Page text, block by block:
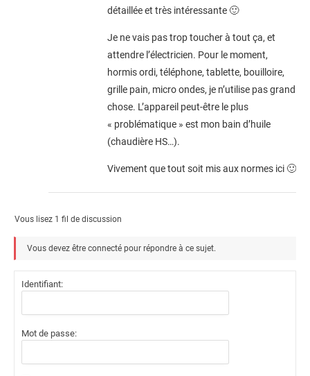
détaillée et très intéressante 🙂
Je ne vais pas trop toucher à tout ça, et
attendre l’électricien. Pour le moment,
hormis ordi, téléphone, tablette, bouilloire,
grille pain, micro ondes, je n’utilise pas grand
chose. L’appareil peut-être le plus
« problématique » est mon bain d’huile
(chaudière HS…).
Vivement que tout soit mis aux normes ici 🙂
Vous lisez 1 fil de discussion
Vous devez être connecté pour répondre à ce sujet.
Identifiant:
Mot de passe: